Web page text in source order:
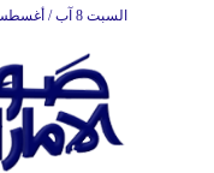
السبت 8 آب / أغسطس 2026